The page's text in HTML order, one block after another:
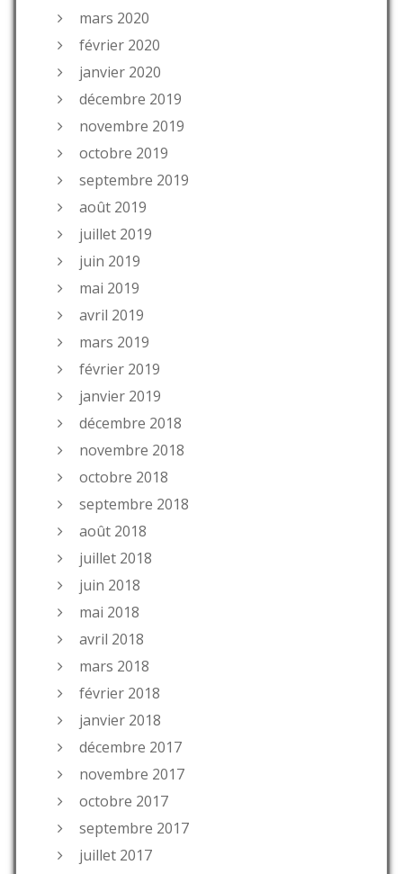
mars 2020
février 2020
janvier 2020
décembre 2019
novembre 2019
octobre 2019
septembre 2019
août 2019
juillet 2019
juin 2019
mai 2019
avril 2019
mars 2019
février 2019
janvier 2019
décembre 2018
novembre 2018
octobre 2018
septembre 2018
août 2018
juillet 2018
juin 2018
mai 2018
avril 2018
mars 2018
février 2018
janvier 2018
décembre 2017
novembre 2017
octobre 2017
septembre 2017
juillet 2017